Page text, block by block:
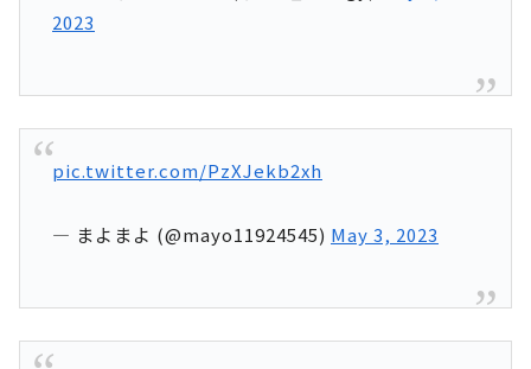
2023
pic.twitter.com/PzXJekb2xh
— まよまよ (@mayo11924545) May 3, 2023